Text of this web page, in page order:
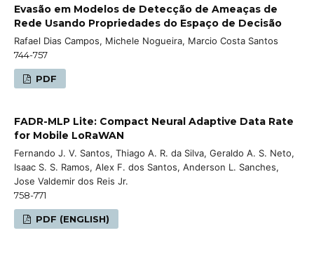
Evasão em Modelos de Detecção de Ameaças de
Rede Usando Propriedades do Espaço de Decisão
Rafael Dias Campos, Michele Nogueira, Marcio Costa Santos
744-757
PDF
FADR-MLP Lite: Compact Neural Adaptive Data Rate
for Mobile LoRaWAN
Fernando J. V. Santos, Thiago A. R. da Silva, Geraldo A. S. Neto,
Isaac S. S. Ramos, Alex F. dos Santos, Anderson L. Sanches,
Jose Valdemir dos Reis Jr.
758-771
PDF (ENGLISH)